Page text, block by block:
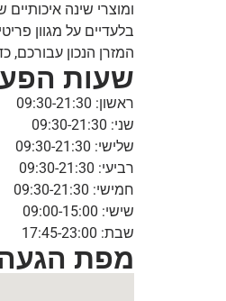
ומוצרי שינה
בלעדיים על מגוון
המזרן הנכון עבורכם,
שעות
ראשון: 09:30-21:30
שני: 09:30-21:30
שלישי: 09:30-21:30
רביעי: 09:30-21:30
חמישי: 09:30-21:30
שישי: 09:00-15:00
שבת: 17:45-23:00
מפת הגעה